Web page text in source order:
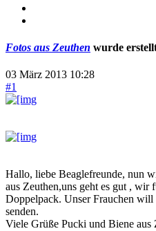
Fotos aus Zeuthen wurde
03 März 2013 10:28
#1
Hallo, liebe Beaglefreunde, nun
aus Zeuthen,uns geht es gut , wir
Doppelpack. Unser Frauchen
senden.
Viele Grüße Pucki und Biene aus